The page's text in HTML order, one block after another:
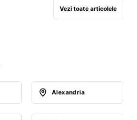
Vezi toate articolele
Alexandria